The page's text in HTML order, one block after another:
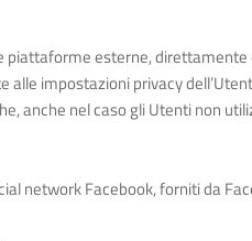
esterne, direttamente
impostazioni privacy
anche nel caso gli Utenti non
network Facebook, forniti da